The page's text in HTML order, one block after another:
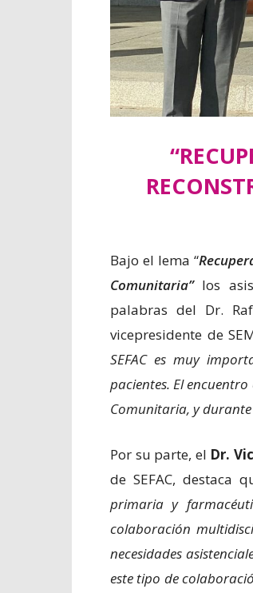
“
Bajo el lema “
Comunitaria”los
palabras del Dr.
vicepresidente de
SEFAC es muy
pacientes. El
Comunitaria, y durante
Por su parte, el Dr.
de SEFAC, destaca
primaria y
colaboración
necesidades
este tipo de